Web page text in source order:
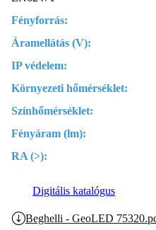
Fényforrás:
Áramellátás (V):
IP védelem:
Környezeti hőmérséklet:
Színhőmérséklet:
Fényáram (lm):
RA (>):
Digitális katalógus
Beghelli - GeoLED